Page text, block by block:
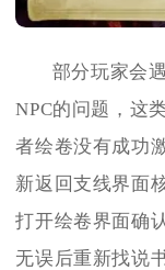
部分玩家会
NPC的问题，这
者绘卷没有成功
新返回支线界面
打开绘卷界面确
无误后重新找说